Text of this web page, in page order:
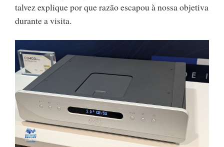
talvez explique por que razão escapou à nossa objetiva
durante a visita.